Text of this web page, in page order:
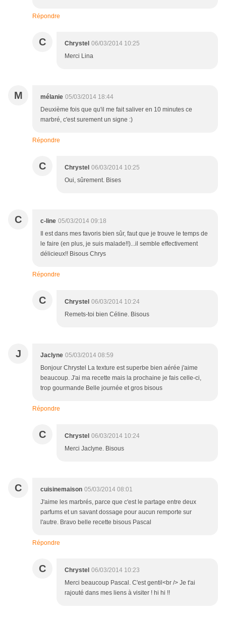
Répondre
C Chrystel 06/03/2014 10:25
Merci Lina
M mélanie 05/03/2014 18:44
Deuxième fois que qu'il me fait saliver en 10 minutes ce
marbré, c'est surement un signe :)
Répondre
C Chrystel 06/03/2014 10:25
Oui, sûrement. Bises
C c-line 05/03/2014 09:18
Il est dans mes favoris bien sûr, faut que je trouve le temps de
le faire (en plus, je suis malade!!)...il semble effectivement
délicieux!! Bisous Chrys
Répondre
C Chrystel 06/03/2014 10:24
Remets-toi bien Céline. Bisous
J Jaclyne 05/03/2014 08:59
Bonjour Chrystel La texture est superbe bien aérée j'aime
beaucoup. J'ai ma recette mais la prochaine je fais celle-ci,
trop gourmande Belle journée et gros bisous
Répondre
C Chrystel 06/03/2014 10:24
Merci Jaclyne. Bisous
C cuisinemaison 05/03/2014 08:01
J'aime les marbrés, parce que c'est le partage entre deux
parfums et un savant dossage pour aucun remporte sur
l'autre. Bravo belle recette bisous Pascal
Répondre
C Chrystel 06/03/2014 10:23
Merci beaucoup Pascal. C'est gentil<br /> Je t'ai
rajouté dans mes liens à visiter ! hi hi !!